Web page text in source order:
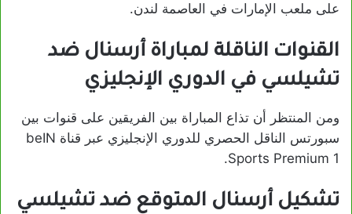
على ملعب الإمارات في العاصمة لندن.
القنوات الناقلة لمباراة أرسنال ضد
تشيلسي في الدوري الإنجليزي
ومن المنتظر أن تذاع المباراة بين الفريقين على قنوات بين
سبورتس الناقل الحصري للدوري الإنجليزي عبر قناة beIN
Sports Premium 1.
تشكيل أرسنال المتوقع ضد تشيلسي